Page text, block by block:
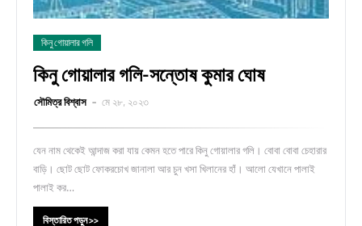
কিনু গোয়ালার গলি
কিনু গোয়ালার গলি-সন্তোষ কুমার ঘোষ
সৌমিত্র বিশ্বাস মে ২৮, ২০২৩
যেন নাম থেকেই আন্দাজ করা যায় কেমন হতে পারে কিনু গোয়ালার গলি। বোবা বোবা চেহারার
বাড়ি। ছোট ছোট ফোকরচোখ জানালা আর চুন খসা খিলানের হাঁ। আলো যেখানে পালাই
পালাই কর…
বিস্তারিত পড়ুন >>